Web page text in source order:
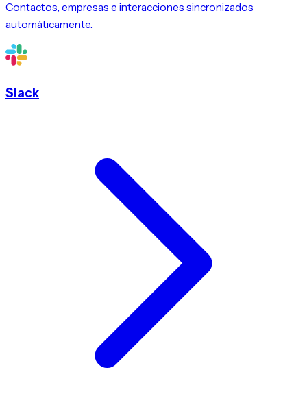
Contactos, empresas e interacciones sincronizados
automáticamente.
Slack